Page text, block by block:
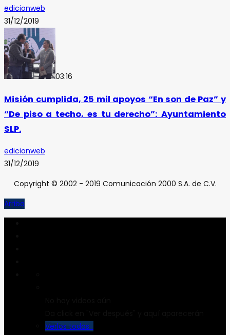
edicionweb
31/12/2019
03:16
Misión cumplida, 25 mil apoyos “En son de Paz” y
“De piso a techo, es tu derecho”: Ayuntamiento
SLP.
edicionweb
31/12/2019
Copyright © 2002 - 2019 Comunicación 2000 S.A. de C.V.
Arriba
Verlos todos